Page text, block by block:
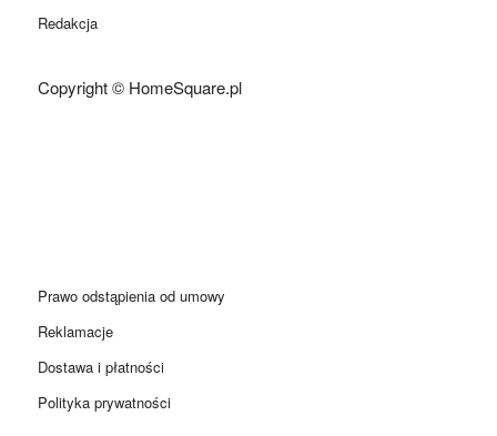
Redakcja
Copyright © HomeSquare.pl
Prawo odstąpienia od umowy
Reklamacje
Dostawa i płatności
Polityka prywatności